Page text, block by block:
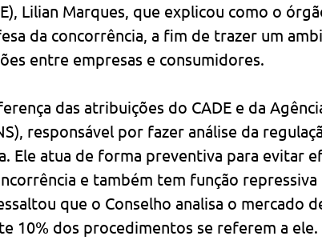
Lilian Marques, que explicou como o
da concorrência, a fim de trazer um
entre empresas e consumidores.
das atribuições do CADE e da
responsável por fazer análise da
Ele atua de forma preventiva para evitar
e também tem função repressiva
que o Conselho analisa o mercado
10% dos procedimentos se referem a ele.